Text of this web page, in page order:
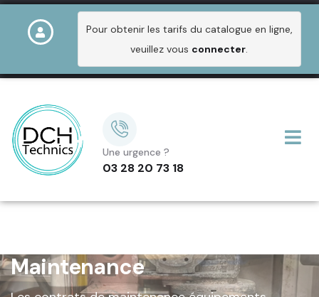
Pour obtenir les tarifs du catalogue en ligne,
veuillez vous connecter.
Une urgence ?
03 28 20 73 18
Maintenance